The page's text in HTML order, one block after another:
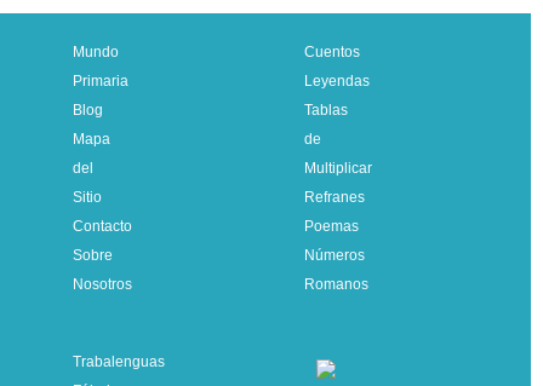
Mundo
Primaria
Blog
Mapa
del
Sitio
Contacto
Sobre
Nosotros
Cuentos
Leyendas
Tablas
de
Multiplicar
Refranes
Poemas
Números
Romanos
Trabalenguas